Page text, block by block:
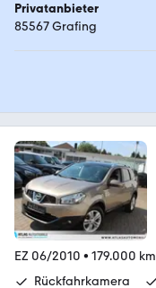
Privatanbieter
85567 Grafing
EZ 06/2010 • 179.000 km
Rückfahrkamera